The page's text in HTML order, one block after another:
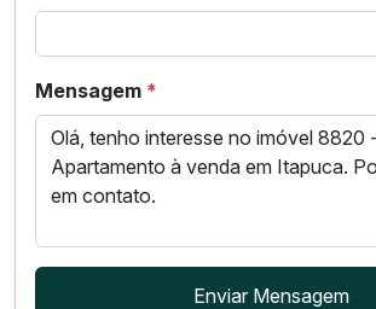
Mensagem *
Enviar Mensagem